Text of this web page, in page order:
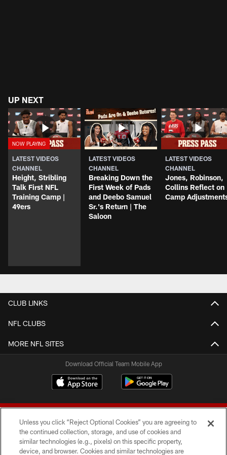
UP NEXT
LATEST VIDEOS
CHANNEL
Height, Stribling
Talk First NFL
Training Camp |
49ers
LATEST VIDEOS
CHANNEL
Breaking Down the
First Week of Pads
and Deebo Samuel
Sr.'s Return | The
Saloon
LATEST VIDEOS
CHANNEL
Jones, Robinson,
Collins Reflect on
Camp
CLUB LINKS
NFL CLUBS
MORE NFL SITES
Download Official Team Mobile App
Unless you click “Reject Optional Cookies” you are agreeing to
the continued collection, storage, and use of cookies and
similar technologies (e.g., pixels) on this specific property,
device, and browser. Cookies and similar technologies are